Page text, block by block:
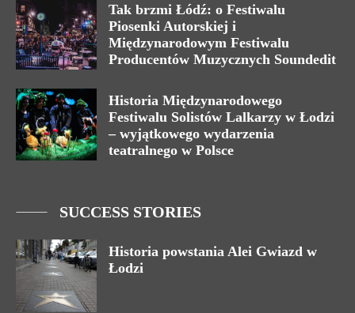
Tak brzmi Łódź: o Festiwalu
Piosenki Autorskiej i
Międzynarodowym Festiwalu
Producentów Muzycznych Soundedit
Historia Międzynarodowego
Festiwalu Solistów Lalkarzy w Łodzi
– wyjątkowego wydarzenia
teatralnego w Polsce
SUCCESS STORIES
Historia powstania Alei Gwiazd w
Łodzi